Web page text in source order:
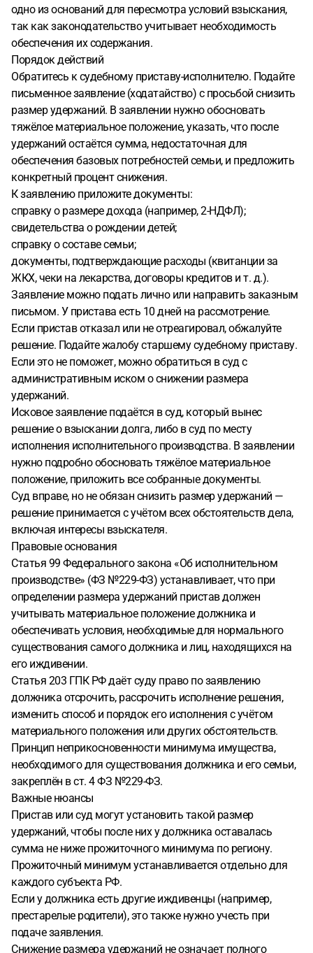
одно из оснований для пересмотра условий взыскания,
так как законодательство учитывает необходимость
обеспечения их содержания.
Порядок действий
Обратитесь к судебному приставу-исполнителю. Подайте
письменное заявление (ходатайство) с просьбой снизить
размер удержаний. В заявлении нужно обосновать
тяжёлое материальное положение, указать, что после
удержаний остаётся сумма, недостаточная для
обеспечения базовых потребностей семьи, и предложить
конкретный процент снижения.
К заявлению приложите документы:
справку о размере дохода (например, 2-НДФЛ);
свидетельства о рождении детей;
справку о составе семьи;
документы, подтверждающие расходы (квитанции за
ЖКХ, чеки на лекарства, договоры кредитов и т. д.).
Заявление можно подать лично или направить заказным
письмом. У пристава есть 10 дней на рассмотрение.
Если пристав отказал или не отреагировал, обжалуйте
решение. Подайте жалобу старшему судебному приставу.
Если это не поможет, можно обратиться в суд с
административным иском о снижении размера
удержаний.
Исковое заявление подаётся в суд, который вынес
решение о взыскании долга, либо в суд по месту
исполнения исполнительного производства. В заявлении
нужно подробно обосновать тяжёлое материальное
положение, приложить все собранные документы.
Суд вправе, но не обязан снизить размер удержаний —
решение принимается с учётом всех обстоятельств дела,
включая интересы взыскателя.
Правовые основания
Статья 99 Федерального закона «Об исполнительном
производстве» (ФЗ №229-ФЗ) устанавливает, что при
определении размера удержаний пристав должен
учитывать материальное положение должника и
обеспечивать условия, необходимые для нормального
существования самого должника и лиц, находящихся на
его иждивении.
Статья 203 ГПК РФ даёт суду право по заявлению
должника отсрочить, рассрочить исполнение решения,
изменить способ и порядок его исполнения с учётом
материального положения или других обстоятельств.
Принцип неприкосновенности минимума имущества,
необходимого для существования должника и его семьи,
закреплён в ст. 4 ФЗ №229-ФЗ.
Важные нюансы
Пристав или суд могут установить такой размер
удержаний, чтобы после них у должника оставалась
сумма не ниже прожиточного минимума по региону.
Прожиточный минимум устанавливается отдельно для
каждого субъекта РФ.
Если у должника есть другие иждивенцы (например,
престарелые родители), это также нужно учесть при
подаче заявления.
Снижение размера удержаний не означает полного